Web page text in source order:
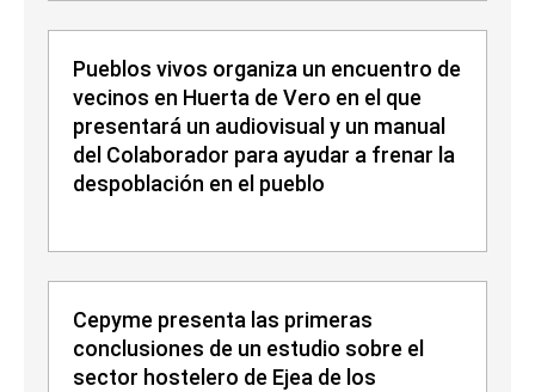
Pueblos vivos organiza un encuentro de
vecinos en Huerta de Vero en el que
presentará un audiovisual y un manual
del Colaborador para ayudar a frenar la
despoblación en el pueblo
Cepyme presenta las primeras
conclusiones de un estudio sobre el
sector hostelero de Ejea de los